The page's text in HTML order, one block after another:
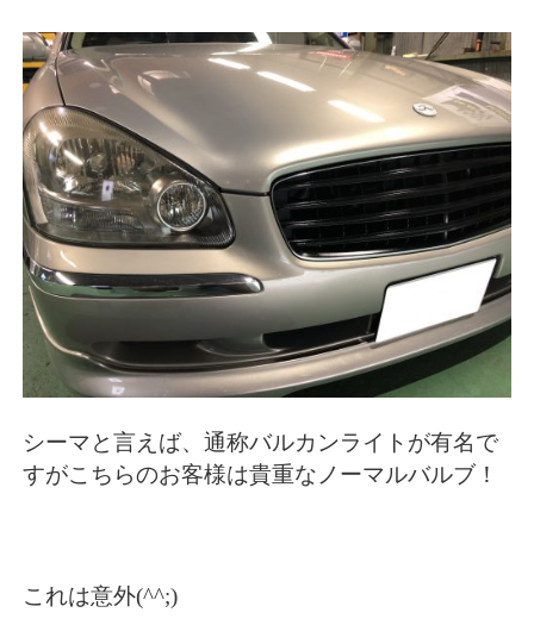
シーマと言えば、通称バルカンライトが有名で
すがこちらのお客様は貴重なノーマルバルブ！
これは意外(^^;)